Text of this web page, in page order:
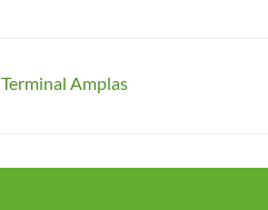
Terminal Amplas